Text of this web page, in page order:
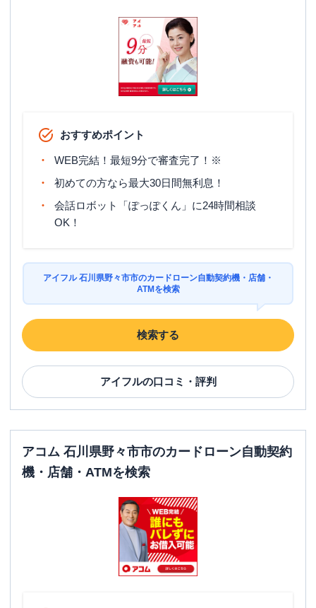
おすすめポイント
WEB完結！最短9分で審査完了！※
初めての方なら最大30日間無利息！
会話ロボット「ぽっぽくん」に24時間相談
OK！
アイフル 石川県野々市市のカードローン自動契約機・店舗・
ATMを検索
検索する
アイフルの口コミ・評判
アコム 石川県野々市市のカードローン自動契約
機・店舗・ATMを検索